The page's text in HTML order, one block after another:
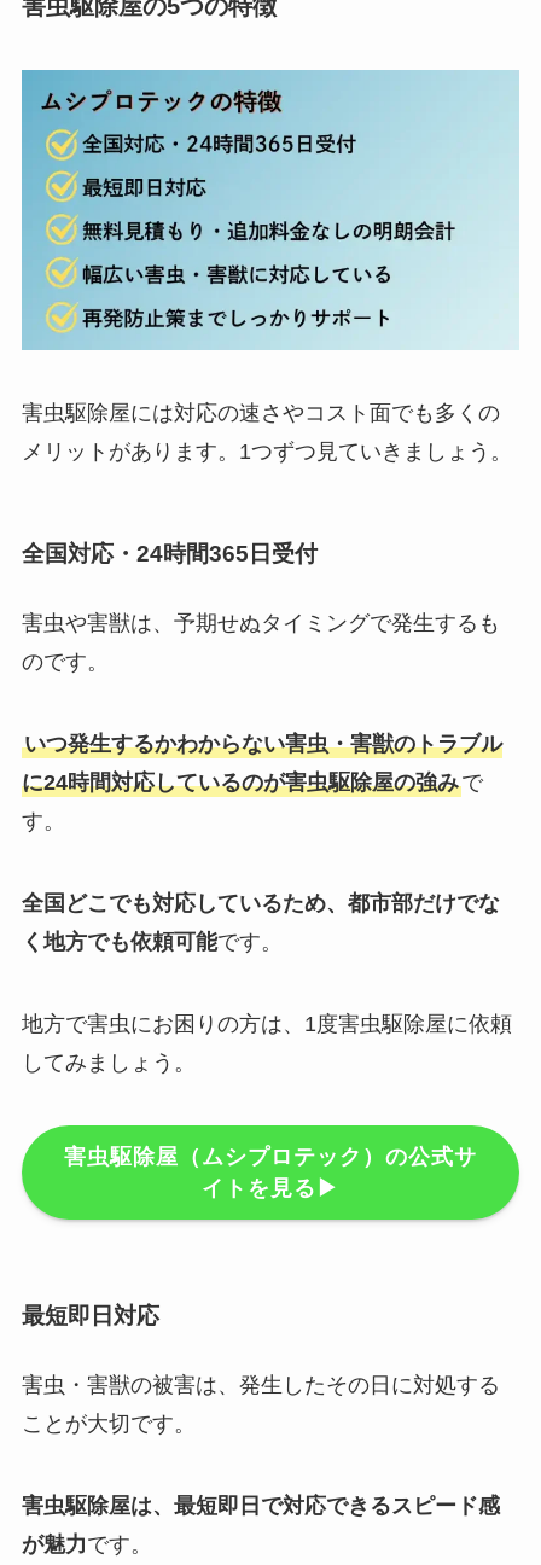
害虫駆除屋の5つの特徴
害虫駆除屋には対応の速さやコスト面でも多くの
メリットがあります。1つずつ見ていきましょう。
全国対応・24時間365日受付
害虫や害獣は、予期せぬタイミングで発生するも
のです。
いつ発生するかわからない害虫・害獣のトラブル
に24時間対応しているのが害虫駆除屋の強みで
す。
全国どこでも対応しているため、都市部だけでな
く地方でも依頼可能です。
地方で害虫にお困りの方は、1度害虫駆除屋に依頼
してみましょう。
害虫駆除屋（ムシプロテック）の公式サ
イトを見る▶︎
最短即日対応
害虫・害獣の被害は、発生したその日に対処する
ことが大切です。
害虫駆除屋は、最短即日で対応できるスピード感
が魅力です。